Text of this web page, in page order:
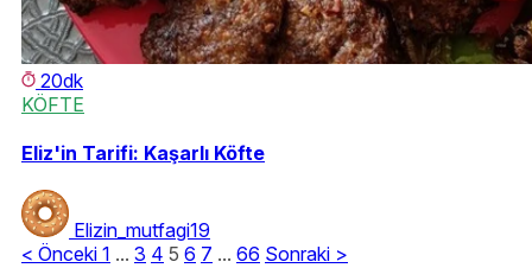
20dk
KÖFTE
Eliz'in Tarifi: Kaşarlı Köfte
Elizin_mutfagi19
< Önceki 1 ... 3 4 5 6 7 ... 66 Sonraki >